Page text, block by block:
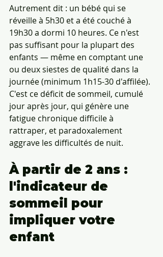
Autrement dit : un bébé qui se
réveille à 5h30 et a été couché à
19h30 a dormi 10 heures. Ce n'est
pas suffisant pour la plupart des
enfants — même en comptant une
ou deux siestes de qualité dans la
journée (minimum 1h15-30 d'affilée).
C'est ce déficit de sommeil, cumulé
jour après jour, qui génère une
fatigue chronique difficile à
rattraper, et paradoxalement
aggrave les difficultés de nuit.
À partir de 2 ans :
l'indicateur de
sommeil pour
impliquer votre
enfant